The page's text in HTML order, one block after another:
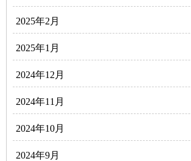
2025年2月
2025年1月
2024年12月
2024年11月
2024年10月
2024年9月